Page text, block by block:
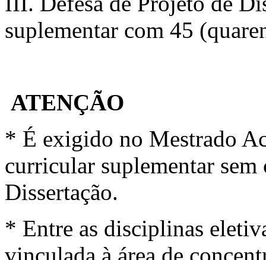
suplementar com 45
ATENÇÃO
* É exigido no Mestrado
curricular suplementar sem
Dissertação.
* Entre as disciplinas